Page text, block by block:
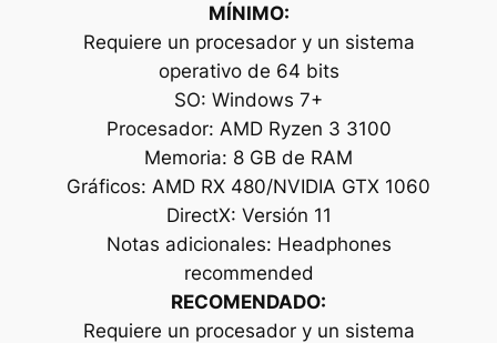
MÍNIMO:
Requiere un procesador y un sistema
operativo de 64 bits
SO: Windows 7+
Procesador: AMD Ryzen 3 3100
Memoria: 8 GB de RAM
Gráficos: AMD RX 480/NVIDIA GTX 1060
DirectX: Versión 11
Notas adicionales: Headphones
recommended
RECOMENDADO:
Requiere un procesador y un sistema